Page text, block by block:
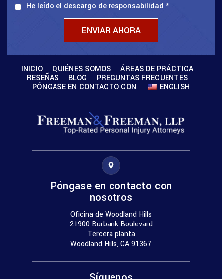
He leído el descargo de responsabilidad *
INICIO QUIÉNES SOMOS
ÁREAS DE PRÁCTICA
RESEÑAS
BLOG
PREGUNTAS FRECUENTES
PÓNGASE EN CONTACTO CON
ENGLISH
Póngase en contacto con
nosotros
Oficina de Woodland Hills
21900 Burbank Boulevard
Tercera planta
Woodland Hills, CA 91367